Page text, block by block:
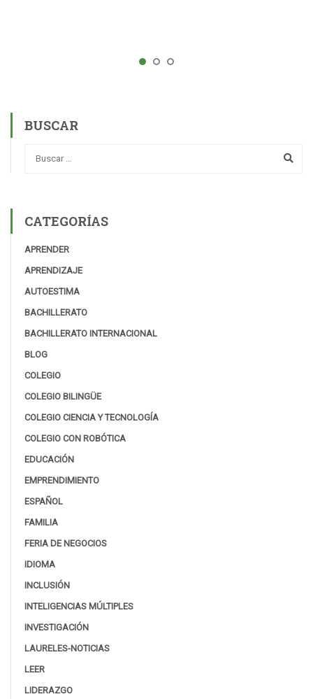
BUSCAR
CATEGORÍAS
APRENDER
APRENDIZAJE
AUTOESTIMA
BACHILLERATO
BACHILLERATO INTERNACIONAL
BLOG
COLEGIO
COLEGIO BILINGÜE
COLEGIO CIENCIA Y TECNOLOGÍA
COLEGIO CON ROBÓTICA
EDUCACIÓN
EMPRENDIMIENTO
ESPAÑOL
FAMILIA
FERIA DE NEGOCIOS
IDIOMA
INCLUSIÓN
INTELIGENCIAS MÚLTIPLES
INVESTIGACIÓN
LAURELES-NOTICIAS
LEER
LIDERAZGO